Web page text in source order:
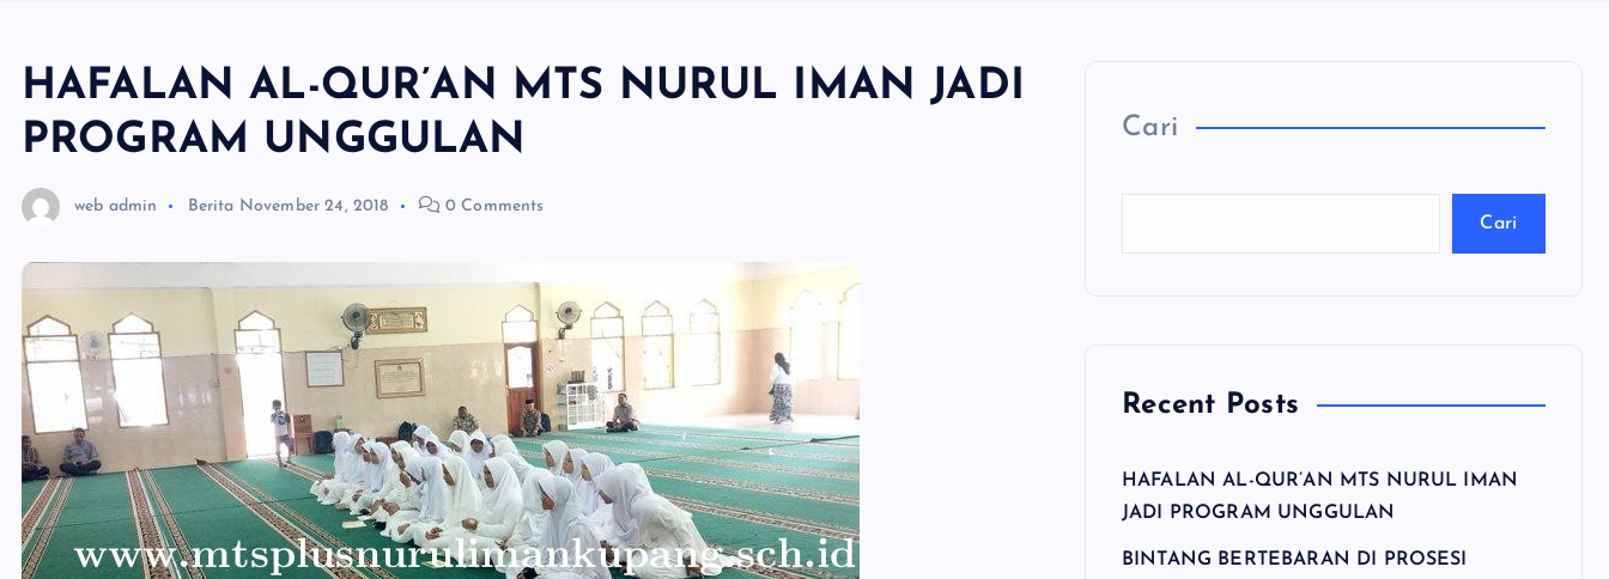
HAFALAN AL-QUR’AN MTS NURUL IMAN JADI
PROGRAM UNGGULAN
web admin Berita November 24, 2018 0 Comments
Cari
Cari
Recent Posts
HAFALAN AL-QUR’AN MTS NURUL IMAN
JADI PROGRAM UNGGULAN
BINTANG BERTEBARAN DI PROSESI